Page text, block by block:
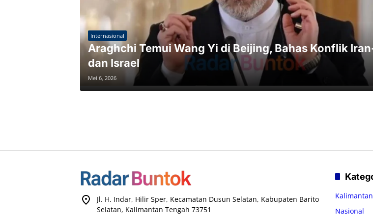
Internasional
Araghchi Temui Wang Yi di Beijing, Bahas Konflik
dan Israel
Mei 6, 2026
Jl. H. Indar, Hilir Sper, Kecamatan Dusun Selatan, Kabupaten Barito
Selatan, Kalimantan Tengah 73751
Nasional